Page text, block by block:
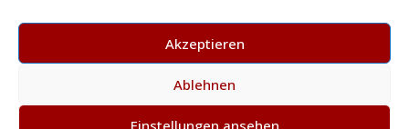
Akzeptieren
Ablehnen
Einstellungen ansehen